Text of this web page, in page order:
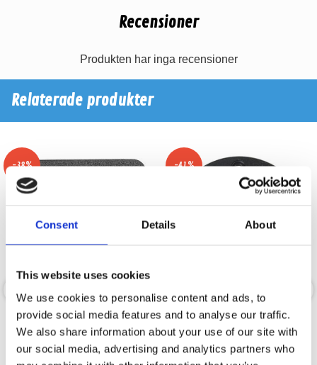
Consent Details About
This website uses cookies
We use cookies to personalise content and ads, to
provide social media features and to analyse our traffic.
We also share information about your use of our site with
our social media, advertising and analytics partners who
Recensioner
Produkten har inga recensioner
Relaterade produkter
-38%
Terminal T-SP1
Högtalarterminal
-41%
Terminal Rund
Högtalarterminal